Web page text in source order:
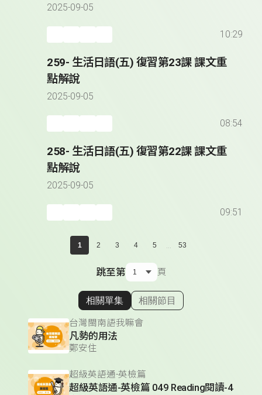
2025-09-05
10:29
259- 生活日語(五) 復習第23課 課文重
點解說
2025-09-05
08:54
258- 生活日語(五) 復習第22課 課文重
點解說
2025-09-05
09:51
1 2 3 4 5 ... 53
跳至第 頁
顯示相關單集
相關單集 相關節目
台灣閩南語我嘛會
凡勢的用法
鄭安住
超級英語通-英檢篇
超級英語通-英檢篇 049 Reading閱讀-4